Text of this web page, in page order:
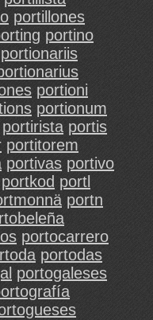
portillones
portino
portionariis
portioni
portionum
portirista portis
portitorem
portivas portivo
portkod portl
portn
portocarrero
portodas
portogaleses